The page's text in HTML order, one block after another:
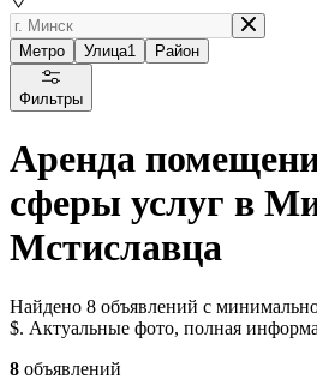
Метро Улица1 Район
Фильтры
Аренда
сферы услуг в
Мстиславца
Найдено 8 объявлений с
$. Актуальные фото, полная
8 объявлений